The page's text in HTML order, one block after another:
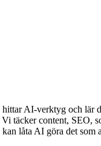
AI-verktyg och lär
täcker content, SEO,
låta AI göra det som